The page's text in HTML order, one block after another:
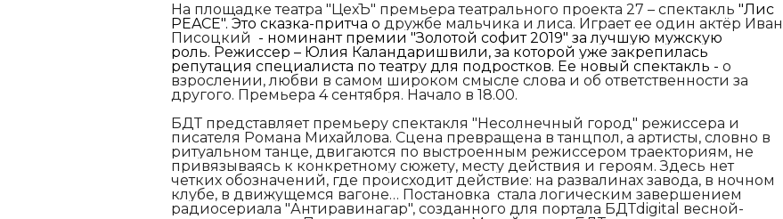
На площадке театра "ЦехЪ" премьера театрального проекта 27 – спектакль "Лис
PEACE". Это сказка-притча о дружбе мальчика и лиса. Играет ее один актёр Иван
Писоцкий - номинант премии "Золотой софит 2019" за лучшую мужскую
роль. Режиссер – Юлия Каландаришвили, за которой уже закрепилась
репутация специалиста по театру для подростков. Ее новый спектакль - о
взрослении, любви в самом широком смысле слова и об ответственности за
другого. Премьера 4 сентября. Начало в 18.00.
БДТ представляет премьеру спектакля "Несолнечный город" режиссера и
писателя Романа Михайлова. Сцена превращена в танцпол, а артисты, словно в
ритуальном танце, двигаются по выстроенным режиссером траекториям, не
привязываясь к конкретному сюжету, месту действия и героям. Здесь нет
четких обозначений, где происходит действие: на развалинах завода, в ночном
клубе, в движущемся вагоне… Постановка стала логическим завершением
радиосериала "Антиравинагар", созданного для портала БДТdigital весной-